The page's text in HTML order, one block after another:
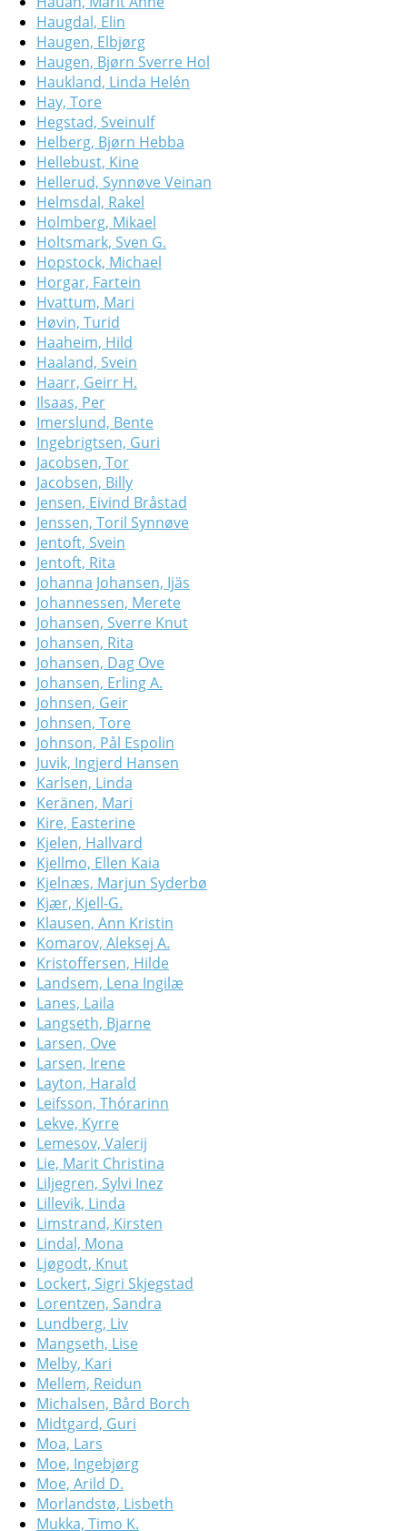
Haugdal, Elin
Haugen, Elbjørg
Haugen, Bjørn Sverre Hol
Haukland, Linda Helén
Hay, Tore
Hegstad, Sveinulf
Helberg, Bjørn Hebba
Hellebust, Kine
Hellerud, Synnøve Veinan
Helmsdal, Rakel
Holmberg, Mikael
Holtsmark, Sven G.
Hopstock, Michael
Horgar, Fartein
Hvattum, Mari
Høvin, Turid
Haaheim, Hild
Haaland, Svein
Haarr, Geirr H.
Ilsaas, Per
Imerslund, Bente
Ingebrigtsen, Guri
Jacobsen, Tor
Jacobsen, Billy
Jensen, Eivind Bråstad
Jenssen, Toril Synnøve
Jentoft, Svein
Jentoft, Rita
Johanna Johansen, Ijäs
Johannessen, Merete
Johansen, Sverre Knut
Johansen, Rita
Johansen, Dag Ove
Johansen, Erling A.
Johnsen, Geir
Johnsen, Tore
Johnson, Pål Espolin
Juvik, Ingjerd Hansen
Karlsen, Linda
Keränen, Mari
Kire, Easterine
Kjelen, Hallvard
Kjellmo, Ellen Kaia
Kjelnæs, Marjun Syderbø
Kjær, Kjell-G.
Klausen, Ann Kristin
Komarov, Aleksej A.
Kristoffersen, Hilde
Landsem, Lena Ingilæ
Lanes, Laila
Langseth, Bjarne
Larsen, Ove
Larsen, Irene
Layton, Harald
Leifsson, Thórarinn
Lekve, Kyrre
Lemesov, Valerij
Lie, Marit Christina
Liljegren, Sylvi Inez
Lillevik, Linda
Limstrand, Kirsten
Lindal, Mona
Ljøgodt, Knut
Lockert, Sigri Skjegstad
Lorentzen, Sandra
Lundberg, Liv
Mangseth, Lise
Melby, Kari
Mellem, Reidun
Michalsen, Bård Borch
Midtgard, Guri
Moa, Lars
Moe, Ingebjørg
Moe, Arild D.
Morlandstø, Lisbeth
Mukka, Timo K.